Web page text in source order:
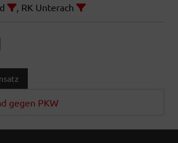
, RK Unterach
a
i
l gegen PKW